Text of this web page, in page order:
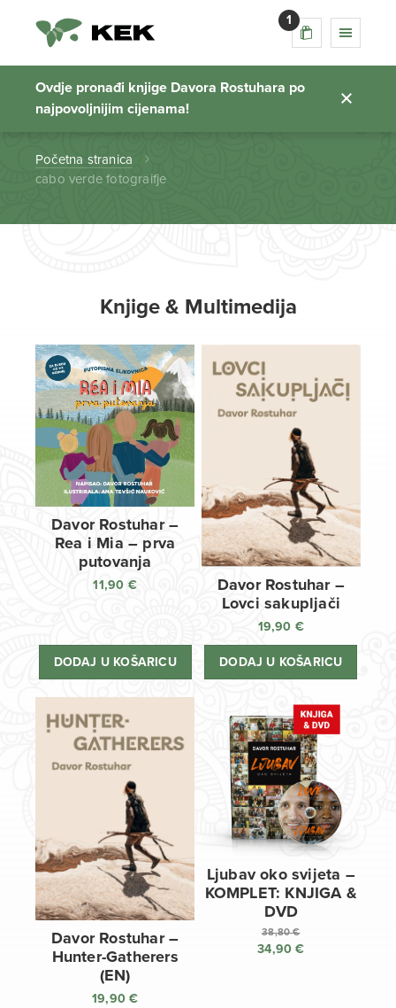
1
Ovdje pronađi knjige Davora Rostuhara po
najpovoljnijim cijenama!
cabo verde
fotograifje
Početna stranica
cabo verde fotograifje
Knjige & Multimedija
Davor Rostuhar –
Rea i Mia – prva
putovanja
11,90 €
DODAJ U KOŠARICU
Davor Rostuhar –
Lovci sakupljači
19,90 €
DODAJ U KOŠARICU
Davor Rostuhar –
Hunter-Gatherers
(EN)
19,90€
Ljubav oko svijeta –
KOMPLET: KNJIGA &
DVD
38,80€
Izvorna
34,90€